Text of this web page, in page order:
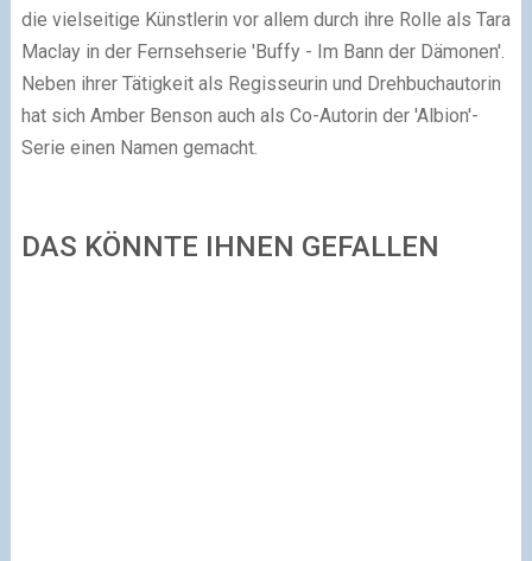
die vielseitige Künstlerin vor allem durch ihre Rolle als Tara
Maclay in der Fernsehserie 'Buffy - Im Bann der Dämonen'.
Neben ihrer Tätigkeit als Regisseurin und Drehbuchautorin
hat sich Amber Benson auch als Co-Autorin der 'Albion'-
Serie einen Namen gemacht.
DAS KÖNNTE IHNEN GEFALLEN